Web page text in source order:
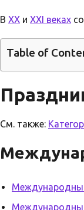
В XX и XXI веках
Table of
См. также: